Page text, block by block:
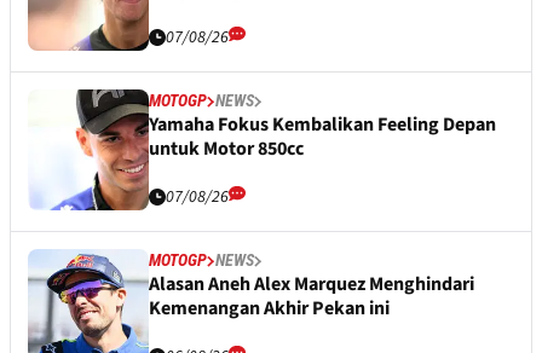
07/08/26
MOTOGP NEWS
Yamaha Fokus Kembalikan Feeling Depan
untuk Motor 850cc
07/08/26
MOTOGP NEWS
Alasan Aneh Alex Marquez Menghindari
Kemenangan Akhir Pekan ini